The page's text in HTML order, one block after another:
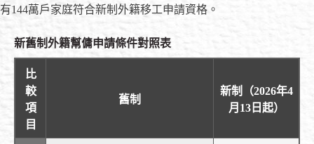
有144萬戶家庭符合新制外籍移工申請資格。
新舊制外籍幫傭申請條件對照表
比
較
項
目
舊制
新制（2026年4
月13日起）